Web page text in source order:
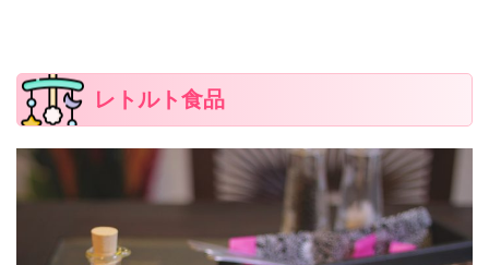
レトルト食品